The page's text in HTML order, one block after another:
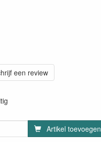
een review
Artikel toevoegen